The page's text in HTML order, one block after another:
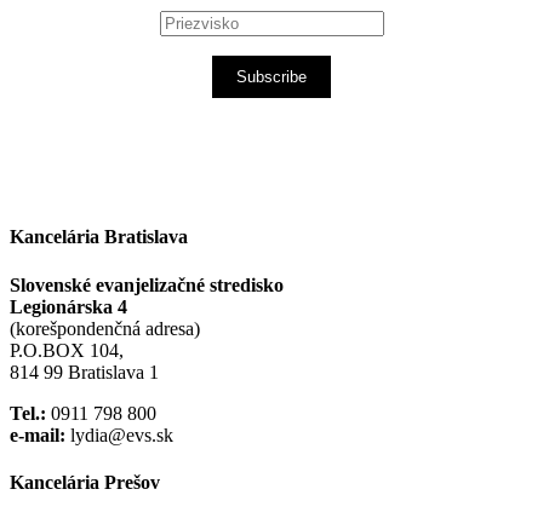
Subscribe
Kancelária Bratislava
Slovenské evanjelizačné stredisko
Legionárska 4
(korešpondenčná adresa)
P.O.BOX 104,
814 99 Bratislava 1
Tel.: 0911 798 800
e-mail: lydia@evs.sk
Kancelária Prešov